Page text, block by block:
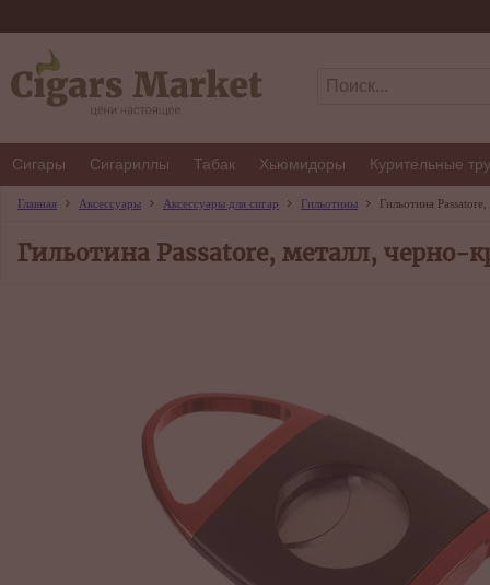
Сигары Сигариллы Табак Хьюмидоры Курительные
Главная Аксессуары Аксессуары для сигар Гильотины Гильотина
Гильотина Passatore, металл, черно-